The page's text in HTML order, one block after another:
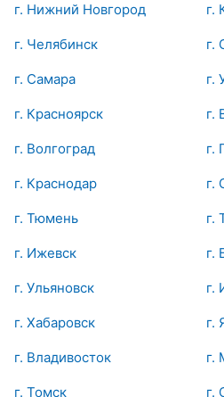
г. Нижний Новгород г.
г. Челябинск г.
г. Самара г.
г. Красноярск г.
г. Волгоград г.
г. Краснодар г.
г. Тюмень г.
г. Ижевск г.
г. Ульяновск г.
г. Хабаровск г.
г. Владивосток г.
г. Томск г.